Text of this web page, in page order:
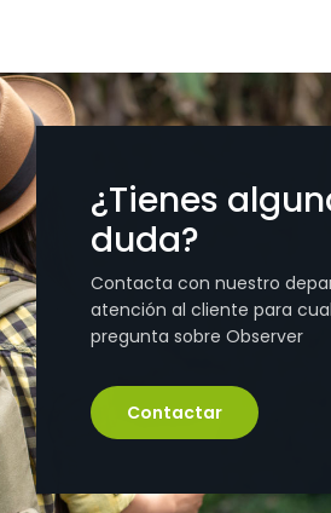
¿Tienes
duda?
Contacta con nuestro
atención al cliente para
pregunta sobre Observer
Contactar